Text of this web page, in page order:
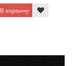
В корзину